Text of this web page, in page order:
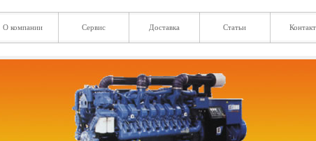
О компании Сервис Доставка Статьи